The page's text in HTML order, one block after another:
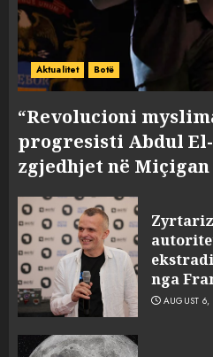
Aktualitet Botë
“Revolucioni
progresisti Abdul
zgjedhjet në Miçigan
nga
AUGUST 6,